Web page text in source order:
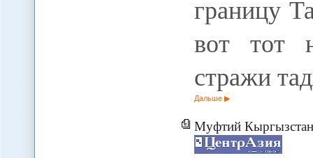
границу
вот тот
стражи
Дальше
Муфтий Кыргызстана